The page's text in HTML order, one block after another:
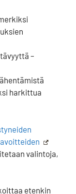
–
harkittua
valintoja,
etenkin